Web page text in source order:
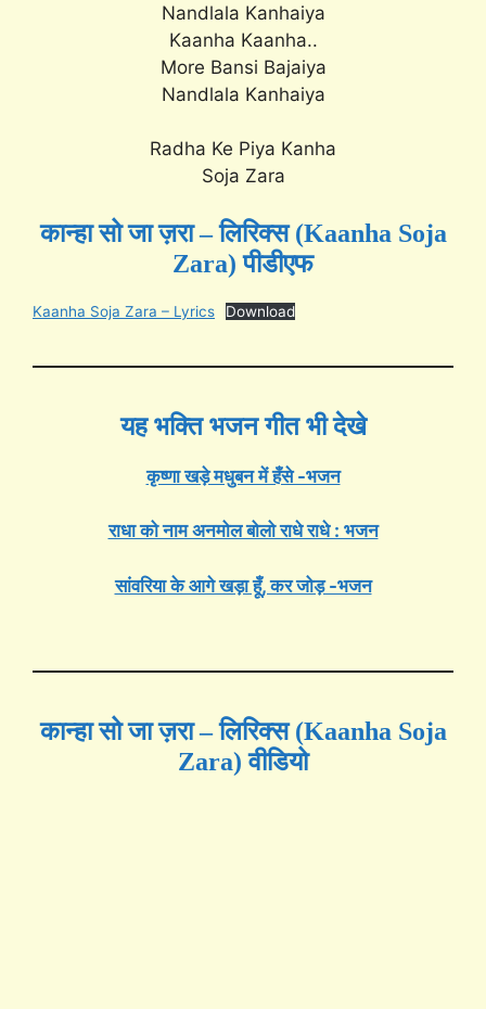
Nandlala Kanhaiya
Kaanha Kaanha..
More Bansi Bajaiya
Nandlala Kanhaiya
Radha Ke Piya Kanha
Soja Zara
कान्हा सो जा ज़रा – लिरिक्स (Kaanha Soja
Zara) पीडीएफ
Kaanha Soja Zara – Lyrics Download
यह भक्ति भजन गीत भी देखे
कृष्णा खड़े मधुबन में हँसे -भजन
राधा को नाम अनमोल बोलो राधे राधे : भजन
सांवरिया के आगे खड़ा हूँ, कर जोड़ -भजन
कान्हा सो जा ज़रा – लिरिक्स (Kaanha Soja
Zara) वीडियो